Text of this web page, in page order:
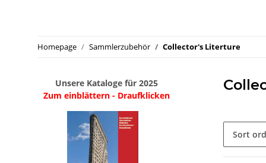
Homepage Sammlerzubehör Collector's Literture
Sort
Unsere Kataloge für 2025
Zum einblättern - Draufklicken